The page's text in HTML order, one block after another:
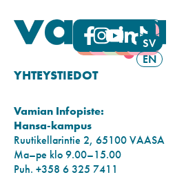
FI
SV
EN
YHTEYSTIEDOT
Vamian Infopiste:
Hansa-kampus
Ruutikellarintie 2, 65100 VAASA
Ma–pe klo 9.00–15.00
Puh. +358 6 325 7411